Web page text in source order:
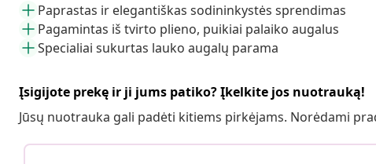
Paprastas ir elegantiškas sodininkystės sprendimas
Pagamintas iš tvirto plieno, puikiai palaiko augalus
Specialiai sukurtas lauko augalų parama
Įsigijote prekę ir ji jums patiko? Įkelkite jos nuotrauką!
Jūsų nuotrauka gali padėti kitiems pirkėjams. Norėdami